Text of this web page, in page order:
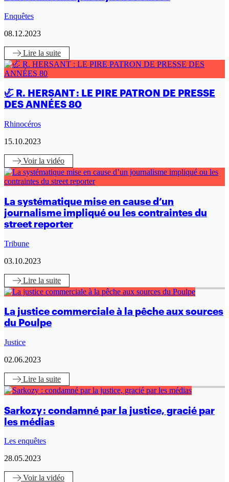
Enquêtes
08.12.2023
Lire la suite
🦏 R. HERSANT : LE PIRE PATRON DE PRESSE
DES ANNÉES 80
Rhinocéros
15.10.2023
Voirla vidéo
La systématique mise en cause d’un
journalisme impliqué ou les contraintes du
street reporter
Tribune
03.10.2023
Lire la suite
La justice commerciale à la pêche aux sources
du Poulpe
Justice
02.06.2023
Lire la suite
Sarkozy : condamné par la justice, gracié par
les médias
Les enquêtes
28.05.2023
Voirla vidéo